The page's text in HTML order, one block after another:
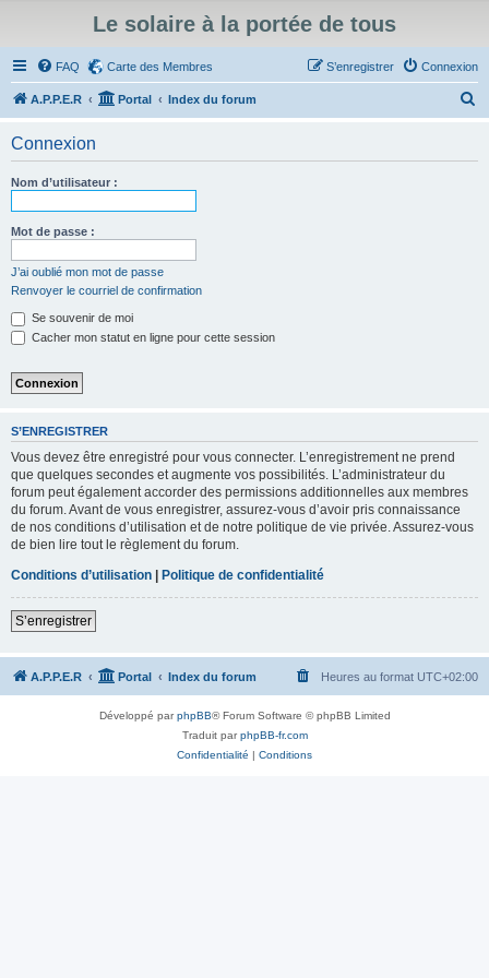
Le solaire à la portée de tous
FAQ Carte des Membres Connexion
S’enregistrer
A.P.P.E.R Portal Index du forum
Connexion
Nom d’utilisateur :
Mot de passe :
J’ai oublié mon mot de passe
Renvoyer le courriel de confirmation
Se souvenir de moi
Cacher mon statut en ligne pour cette session
S’ENREGISTRER
Vous devez être enregistré pour vous connecter. L’enregistrement ne prend
que quelques secondes et augmente vos possibilités. L’administrateur du
forum peut également accorder des permissions additionnelles aux membres
du forum. Avant de vous enregistrer, assurez-vous d’avoir pris connaissance
de nos conditions d’utilisation et de notre politique de vie privée. Assurez-vous
de bien lire tout le règlement du forum.
Conditions d’utilisation | Politique de confidentialité
S’enregistrer
A.P.P.E.R Portal Index du forum Heures au format UTC+02:00
Développé parphpBB® Forum Software © phpBB Limited
Traduit parphpBB-fr.com
Confidentialité | Conditions